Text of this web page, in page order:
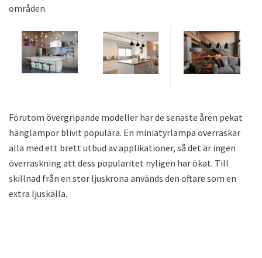
områden.
Förutom övergripande modeller har de senaste åren pekat
hänglampor blivit populära. En miniatyrlampa överraskar
alla med ett brett utbud av applikationer, så det är ingen
överraskning att dess popularitet nyligen har ökat. Till
skillnad från en stor ljuskrona används den oftare som en
extra ljuskälla.